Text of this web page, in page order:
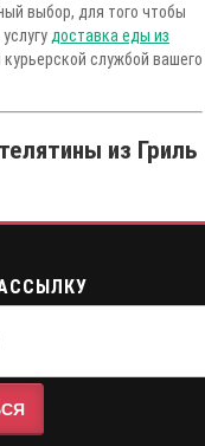
выбор, для того чтобы
доставка еды из
службой вашего
из Гриль